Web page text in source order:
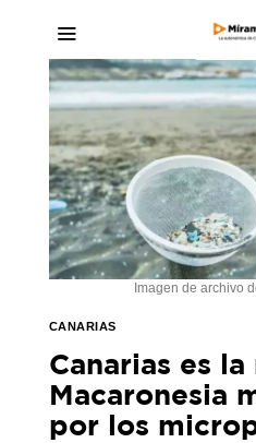
Imagen de archivo
CANARIAS
Canarias es
Macaronesia
por los